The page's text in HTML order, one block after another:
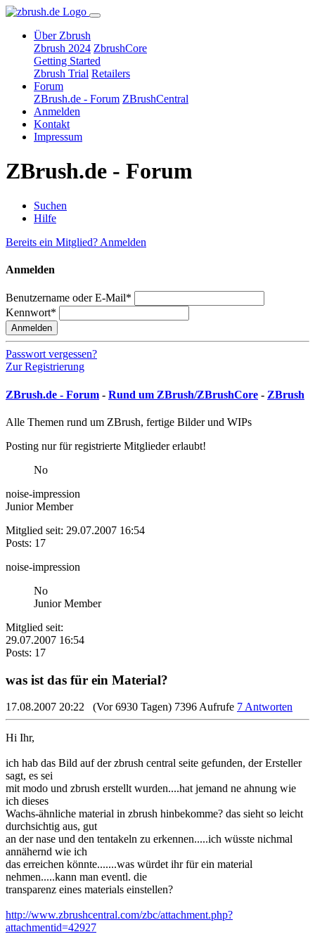
Über Zbrush
Zbrush 2024 ZbrushCore
Getting Started
Zbrush Trial Retailers
Forum
ZBrush.de - Forum ZBrushCentral
Anmelden
Kontakt
Impressum
ZBrush.de - Forum
Suchen
Hilfe
Bereits ein Mitglied? Anmelden
Anmelden
Benutzername oder E-Mail*
Kennwort*
Anmelden
Passwort vergessen?
Zur Registrierung
ZBrush.de - Forum - Rund um ZBrush/ZBrushCore - ZBrush
Alle Themen rund um ZBrush, fertige Bilder und WIPs
Posting nur für registrierte Mitglieder erlaubt!
No
noise-impression
Junior Member
Mitglied seit: 29.07.2007 16:54
Posts: 17
noise-impression
No
Junior Member
Mitglied seit:
29.07.2007 16:54
Posts: 17
was ist das für ein Material?
17.08.2007 20:22 (Vor 6930 Tagen) 7396 Aufrufe 7 Antworten
Hi Ihr,
ich hab das Bild auf der zbrush central seite gefunden, der Ersteller
sagt, es sei
mit modo und zbrush erstellt wurden....hat jemand ne ahnung wie
ich dieses
Wachs-ähnliche material in zbrush hinbekomme? das sieht so leicht
durchsichtig aus, gut
an der nase und den tentakeln zu erkennen.....ich wüsste nichmal
annähernd wie ich
das erreichen könnte.......was würdet ihr für ein material
nehmen.....kann man eventl. die
transparenz eines materials einstellen?
http://www.zbrushcentral.com/zbc/attachment.php?
attachmentid=42927